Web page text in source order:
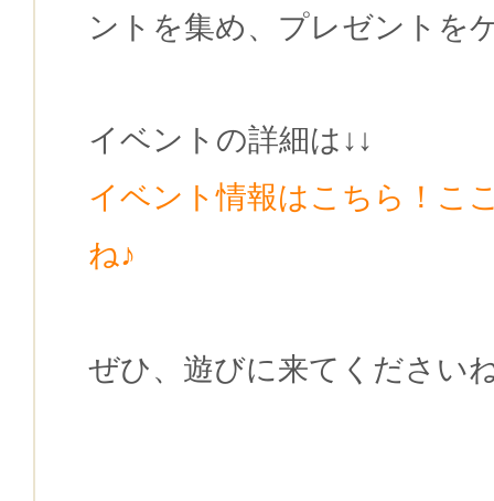
ントを集め、プレゼントを
イベントの詳細は↓↓
イベント情報はこちら！こ
ね♪
ぜひ、遊びに来てください